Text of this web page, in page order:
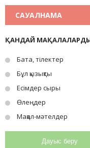
САУАЛНАМА
ҚАНДАЙ МАҚАЛАЛАРДЫ
Бата, тілектер
Бұл қызықты
Есімдер сыры
Өлеңдер
Мақал-мәтелдер
Дауыс беру